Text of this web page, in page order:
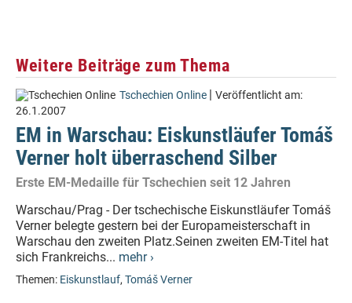
Weitere Beiträge zum Thema
Tschechien Online | Veröffentlicht am:
26.1.2007
EM in Warschau: Eiskunstläufer Tomáš
Verner holt überraschend Silber
Erste EM-Medaille für Tschechien seit 12 Jahren
Warschau/Prag - Der tschechische Eiskunstläufer Tomáš
Verner belegte gestern bei der Europameisterschaft in
Warschau den zweiten Platz.Seinen zweiten EM-Titel hat
sich Frankreichs... mehr ›
Themen: Eiskunstlauf, Tomáš Verner